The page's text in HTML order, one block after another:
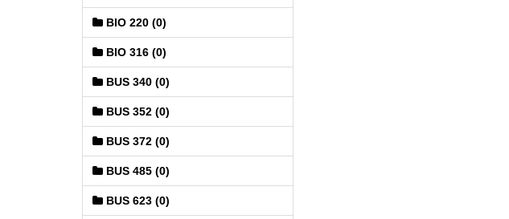
BIO 220 (0)
BIO 316 (0)
BUS 340 (0)
BUS 352 (0)
BUS 372 (0)
BUS 485 (0)
BUS 623 (0)